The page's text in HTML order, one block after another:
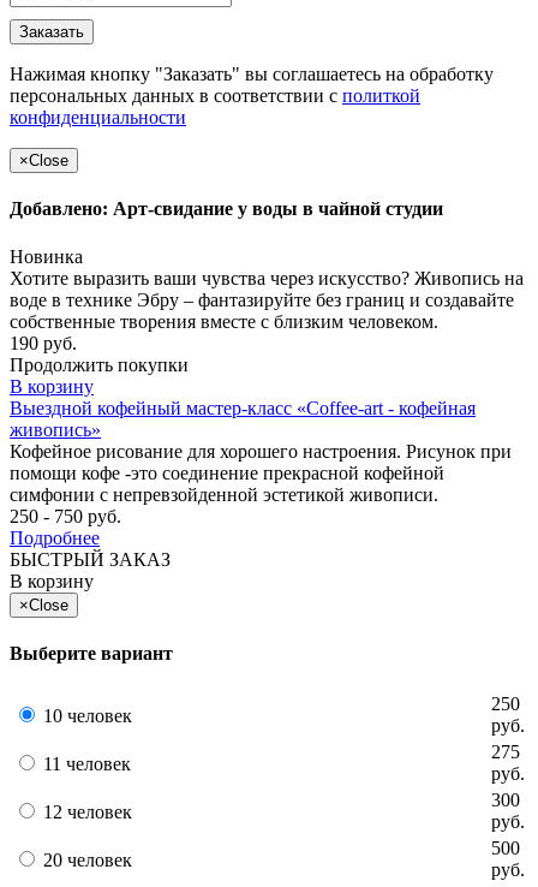
Заказать
Нажимая кнопку "Заказать" вы соглашаетесь на обработку
персональных данных в соответствии с политкой
конфиденциальности
×Close
Добавлено: Арт-свидание у воды в чайной студии
Новинка
Хотите выразить ваши чувства через искусство? Живопись на
воде в технике Эбру – фантазируйте без границ и создавайте
собственные творения вместе с близким человеком.
190 руб.
Продолжить покупки
В корзину
Выездной кофейный мастер-класс «Coffee-art - кофейная
живопись»
Кофейное рисование для хорошего настроения. Рисунок при
помощи кофе -это соединение прекрасной кофейной
симфонии с непревзойденной эстетикой живописи.
250 - 750 руб.
Подробнее
БЫСТРЫЙ ЗАКАЗ
В корзину
×Close
Выберите вариант
10 человек
250
руб.
11 человек
275
руб.
12 человек
300
руб.
20 человек
500
руб.